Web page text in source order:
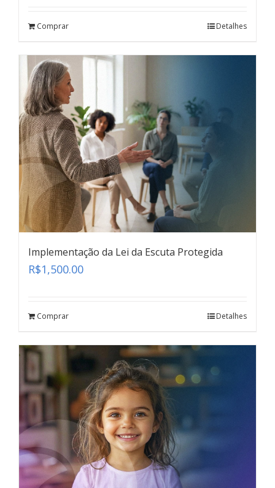
Comprar Detalhes
Implementação da Lei da Escuta Protegida
R$1,500.00
Comprar Detalhes